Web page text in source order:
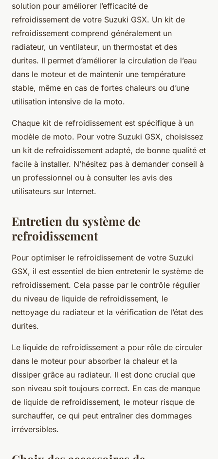
solution pour améliorer l’efficacité de
refroidissement de votre Suzuki GSX. Un kit de
refroidissement comprend généralement un
radiateur, un ventilateur, un thermostat et des
durites. Il permet d’améliorer la circulation de l’eau
dans le moteur et de maintenir une température
stable, même en cas de fortes chaleurs ou d’une
utilisation intensive de la moto.
Chaque kit de refroidissement est spécifique à un
modèle de moto. Pour votre Suzuki GSX, choisissez
un kit de refroidissement adapté, de bonne qualité et
facile à installer. N’hésitez pas à demander conseil à
un professionnel ou à consulter les avis des
utilisateurs sur Internet.
Entretien du système de
refroidissement
Pour optimiser le refroidissement de votre Suzuki
GSX, il est essentiel de bien entretenir le système de
refroidissement. Cela passe par le contrôle régulier
du niveau de liquide de refroidissement, le
nettoyage du radiateur et la vérification de l’état des
durites.
Le liquide de refroidissement a pour rôle de circuler
dans le moteur pour absorber la chaleur et la
dissiper grâce au radiateur. Il est donc crucial que
son niveau soit toujours correct. En cas de manque
de liquide de refroidissement, le moteur risque de
surchauffer, ce qui peut entraîner des dommages
irréversibles.